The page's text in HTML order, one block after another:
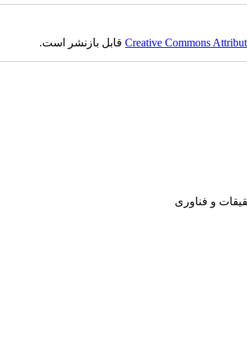
Creative Commonsقابل بازنشر است.
و فناوری